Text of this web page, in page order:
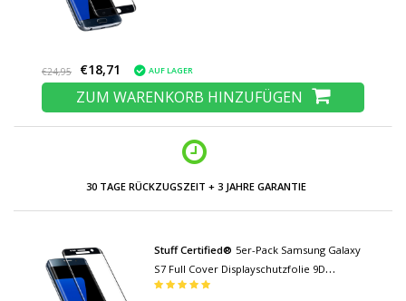
€24,95 €18,71 AUF LAGER
ZUM WARENKORB HINZUFÜGEN
30 TAGE RÜCKZUGSZEIT + 3 JAHRE GARANTIE
Stuff Certified® 5er-Pack Samsung Galaxy
S7 Full Cover Displayschutzfolie 9D
gehärtete Glasfolie gehärtete Glasbrille